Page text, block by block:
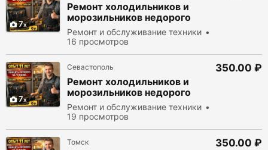
7
Ремонт холодильников и
морозильников недорого
Ремонт и обслуживание техники
16 просмотров
7
Севастополь
Ремонт холодильников и
морозильников недорого
Ремонт и обслуживание техники
19 просмотров
350.00 ₽
Томск 350.00 ₽